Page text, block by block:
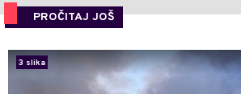
PROČITAJ JOŠ
3 slika